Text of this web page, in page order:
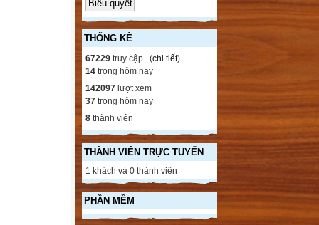
THỐNG KÊ
67229 truy cập (chi tiết)
14 trong hôm nay
142097 lượt xem
37 trong hôm nay
8 thành viên
THÀNH VIÊN TRỰC TUYẾN
1 khách và 0 thành viên
PHẦN MỀM